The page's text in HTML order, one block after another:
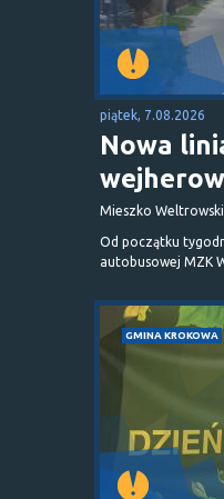
piątek, 7.08.2026
Nowa
Mieszko
Od początku
autobusowej MZK
GMINA KROKOWA